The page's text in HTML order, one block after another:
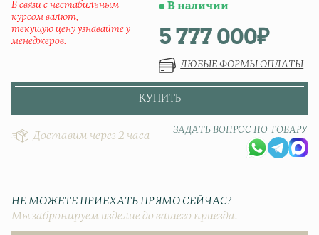
В связи с нестабильным
курсом валют,
текущую цену узнавайте у
менеджеров.
5 777 000₽
В наличии
ЛЮБЫЕ ФОРМЫ ОПЛАТЫ
КУПИТЬ
Доставим через 2 часа
ЗАДАТЬ ВОПРОС ПО ТОВАРУ
НЕ МОЖЕТЕ ПРИЕХАТЬ ПРЯМО СЕЙЧАС?
Мы забронируем изделие до вашего приезда.